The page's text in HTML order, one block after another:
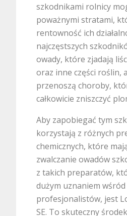
szkodnikami rolnicy
poważnymi stratami,
rentowność ich
najczęstszych
owady, które zjadają
oraz inne części roślin,
przenoszą choroby,
całkowicie zniszczyć
Aby zapobiegać tym
korzystają z różnych
chemicznych, które
zwalczanie owadów
z takich preparatów,
dużym uznaniem wśród
profesjonalistów, jest
SE. To skuteczny